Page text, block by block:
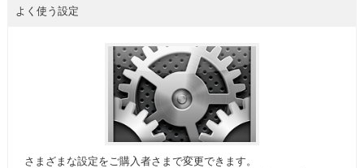
よく使う設定
さまざまな設定をご購入者さまで変更できます。